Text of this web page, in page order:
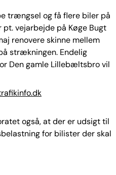
trængsel og få flere biler på
vejarbejde på Køge Bugt
renovere skinne mellem
strækningen. Endelig
Den gamle Lillebæltsbro vil
også, at der er udsigt til
for bilister der skal